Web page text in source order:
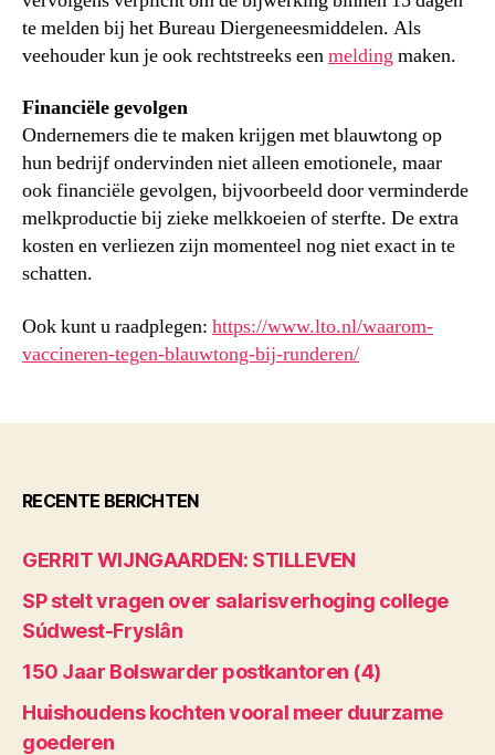
te melden bij het Bureau Diergeneesmiddelen. Als
veehouder kun je ook rechtstreeks eenmelding maken.
Financiële gevolgen
Ondernemers die te maken krijgen met blauwtong op
hun bedrijf ondervinden niet alleen emotionele, maar
ook financiële gevolgen, bijvoorbeeld door verminderde
melkproductie bij zieke melkkoeien of sterfte. De extra
kosten en verliezen zijn momenteel nog niet exact in te
schatten.
Ook kunt u raadplegen: https://www.lto.nl/waarom-
vaccineren-tegen-blauwtong-bij-runderen/
RECENTE BERICHTEN
GERRIT WIJNGAARDEN: STILLEVEN
SP stelt vragen over salarisverhoging college
Súdwest-Fryslân
150 Jaar Bolswarder postkantoren (4)
Huishoudens kochten vooral meer duurzame
goederen